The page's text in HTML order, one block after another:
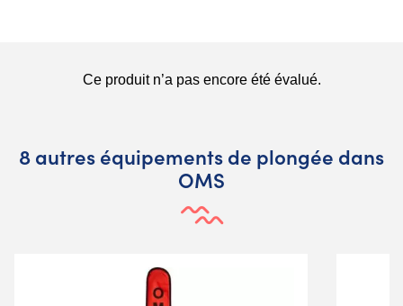
8 autres équipements de plongée dans
OMS